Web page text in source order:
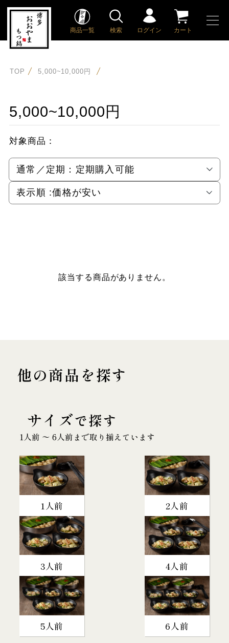
商品一覧 検索 ログイン カート
TOP 5,000~10,000円
5,000~10,000円
対象商品：
通常／定期： 定期購入可能
表示順 :価格が安い
該当する商品がありません。
他の商品を探す
サイズで探す
1人前 〜 6人前まで取り揃えています
1人前 2人前
3人前 4人前
5人前 6人前